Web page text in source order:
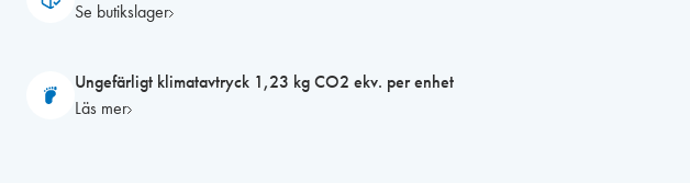
Se butikslager
Ungefärligt klimatavtryck 1,23 kg CO2 ekv. per enhet
Läs mer